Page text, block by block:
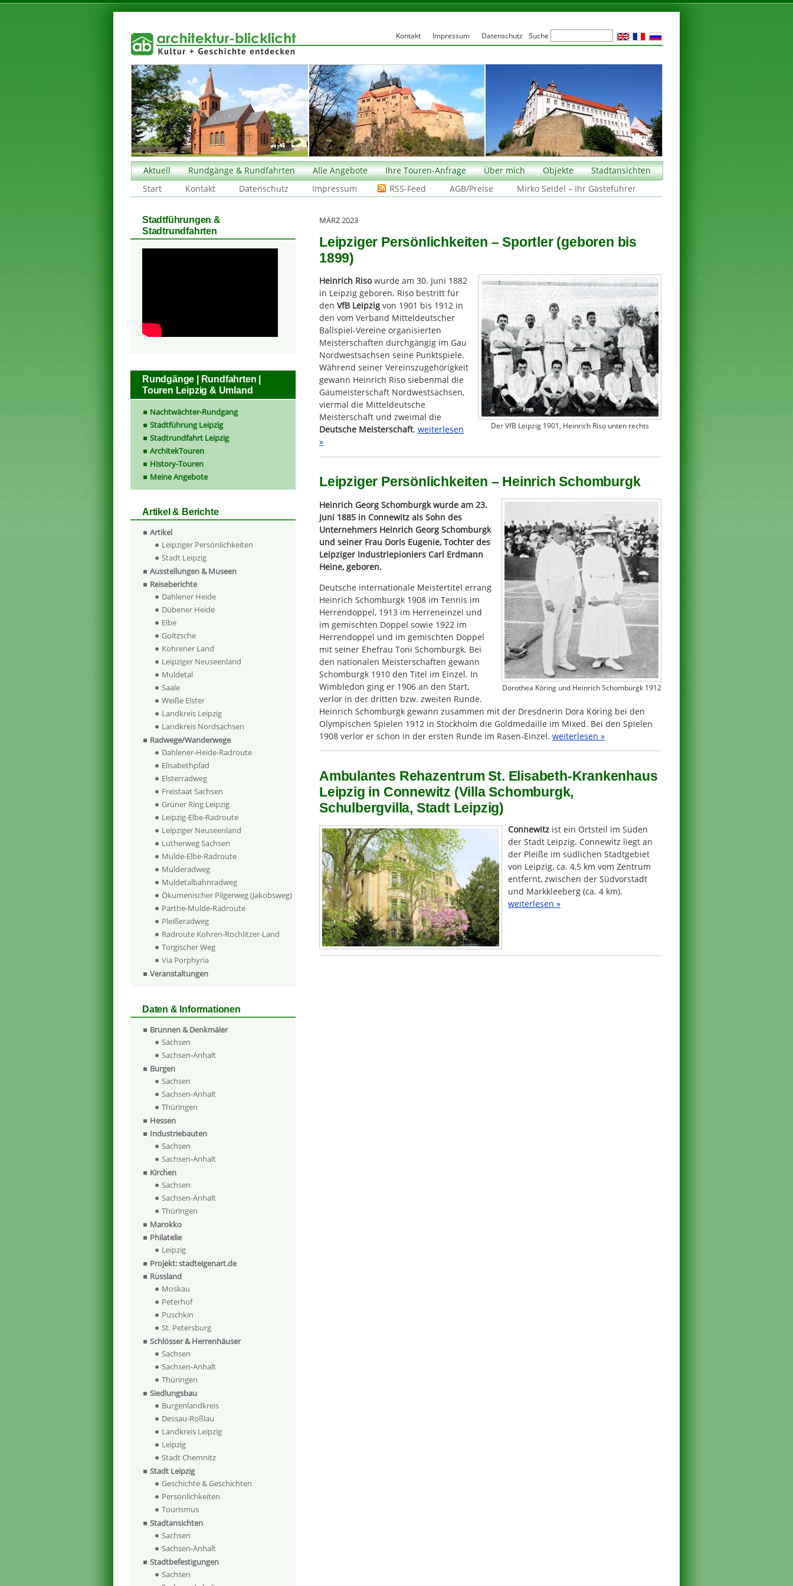
Aktuell Rundgänge & Rundfahrten Alle Angebote Ihre Touren-Anfrage Über mich Objekte
Stadtansichten
Start
Kontakt Datenschutz Impressum RSS-Feed AGB/Preise Mirko Seidel – Ihr Gästeführer
MÄRZ 2023
Leipziger Persönlichkeiten – Sportler (geboren bis
1899)
Der VfB Leipzig 1901, Heinrich Riso unten rechts
Heinrich Risowurde am 30. Juni 1882
in Leipzig geboren. Riso bestritt für
den VfB Leipzig von 1901 bis 1912 in
den vom Verband Mitteldeutscher
Ballspiel-Vereine organisierten
Meisterschaften durchgängig im Gau
Nordwestsachsen seine Punktspiele.
Während seiner Vereinszugehörigkeit
gewann Heinrich Riso siebenmal die
Gaumeisterschaft Nordwestsachsen,
viermal die Mitteldeutsche
Meisterschaft und zweimal die
Deutsche Meisterschaft. weiterlesen
»
Leipziger Persönlichkeiten – Heinrich Schomburgk
Dorothea Köring und Heinrich Schomburgk 1912
Heinrich Georg Schomburgk wurde am 23.
Juni 1885 in Connewitz als Sohn des
Unternehmers Heinrich Georg Schomburgk
und seiner Frau Doris Eugenie, Tochter des
Leipziger Industriepioniers Carl Erdmann
Heine, geboren.
Deutsche internationale Meistertitel errang
Heinrich Schomburgk 1908 im Tennis im
Herrendoppel, 1913 im Herreneinzel und
im gemischten Doppel sowie 1922 im
Herrendoppel und im gemischten Doppel
mit seiner Ehefrau Toni Schomburgk. Bei
den nationalen Meisterschaften gewann
Schomburgk 1910 den Titel im Einzel. In
Wimbledon ging er 1906 an den Start,
verlor in der dritten bzw. zweiten Runde.
Heinrich Schomburgk gewann zusammen mit der Dresdnerin Dora Köring bei den
Olympischen Spielen 1912 in Stockholm die Goldmedaille im Mixed. Bei den Spielen
1908 verlor er schon in der ersten Runde im Rasen-Einzel. weiterlesen »
Ambulantes Rehazentrum St. Elisabeth-Krankenhaus
Leipzig in Connewitz (Villa Schomburgk,
Schulbergvilla, Stadt Leipzig)
Connewitz ist ein Ortsteil im Süden
der Stadt Leipzig. Connewitz liegt an
der Pleiße im südlichen Stadtgebiet
von Leipzig, ca. 4,5 km vom Zentrum
entfernt, zwischen der Südvorstadt
und Markkleeberg (ca. 4 km).
weiterlesen »
Stadtführungen &
Stadtrundfahrten
Rundgänge | Rundfahrten |
Touren Leipzig & Umland
Nachtwächter-Rundgang
Stadtführung Leipzig
Stadtrundfahrt Leipzig
ArchitekTouren
History-Touren
Meine Angebote
Artikel & Berichte
Artikel
Leipziger Persönlichkeiten
Stadt Leipzig
Ausstellungen & Museen
Reiseberichte
Dahlener Heide
Dübener Heide
Elbe
Goitzsche
Kohrener Land
Leipziger Neuseenland
Muldetal
Saale
Weiße Elster
Landkreis Leipzig
Landkreis Nordsachsen
Radwege/Wanderwege
Dahlener-Heide-Radroute
Elisabethpfad
Elsterradweg
Freistaat Sachsen
Grüner Ring Leipzig
Leipzig-Elbe-Radroute
Leipziger Neuseenland
Lutherweg Sachsen
Mulde-Elbe-Radroute
Mulderadweg
Muldetalbahnradweg
Ökumenischer Pilgerweg (Jakobsweg)
Parthe-Mulde-Radroute
Pleißeradweg
Radroute Kohren-Rochlitzer-Land
Torgischer Weg
Via Porphyria
Veranstaltungen
Daten & Informationen
Brunnen & Denkmäler
Sachsen
Sachsen-Anhalt
Burgen
Sachsen
Sachsen-Anhalt
Thüringen
Hessen
Industriebauten
Sachsen
Sachsen-Anhalt
Kirchen
Sachsen
Sachsen-Anhalt
Thüringen
Marokko
Philatelie
Leipzig
Projekt: stadteigenart.de
Russland
Moskau
Peterhof
Puschkin
St. Petersburg
Schlösser & Herrenhäuser
Sachsen
Sachsen-Anhalt
Thüringen
Siedlungsbau
Burgenlandkreis
Dessau-Roßlau
Landkreis Leipzig
Leipzig
Stadt Chemnitz
Stadt Leipzig
Geschichte & Geschichten
Persönlichkeiten
Tourismus
Stadtansichten
Sachsen
Sachsen-Anhalt
Stadtbefestigungen
Sachsen
Kontakt Impressum Datenschutz Suche